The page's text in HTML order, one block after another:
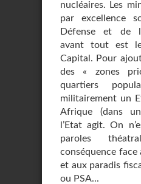
nucléaires. Les
par excellence
Défense et de
avant tout est
Capital. Pour
des « zones
quartiers
militairement un
Afrique (dans
l’Etat agit. On
paroles
conséquence face
et aux paradis
ou PSA...